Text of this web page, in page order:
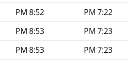
7:22 PM
8:52 PM
7:23 PM
8:53 PM
7:23 PM
8:53 PM